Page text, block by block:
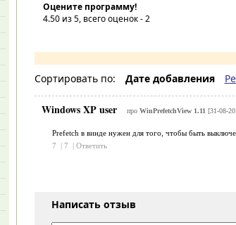
Оцените программу!
4.50из 5, всего оценок -2
Сортировать по: Дате добавления
Windows XP user про WinPrefetchView 1.11 [31-08-
Prefetch в винде нужен для того, чтобы быть
7
| 7 | Ответить
Написать отзыв